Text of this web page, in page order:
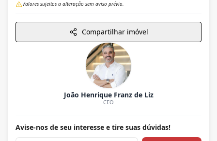
Valores sujeitos a alteração sem aviso prévio.
Compartilhar imóvel
João Henrique Franz de Liz
CEO
Avise-nos de seu interesse e tire suas dúvidas!